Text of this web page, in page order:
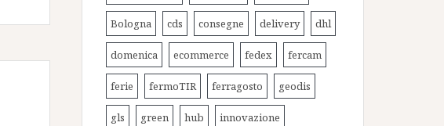
Bologna cds consegne delivery dhl
domenica ecommerce fedex fercam
ferie fermoTIR ferragosto geodis
gls green hub innovazione